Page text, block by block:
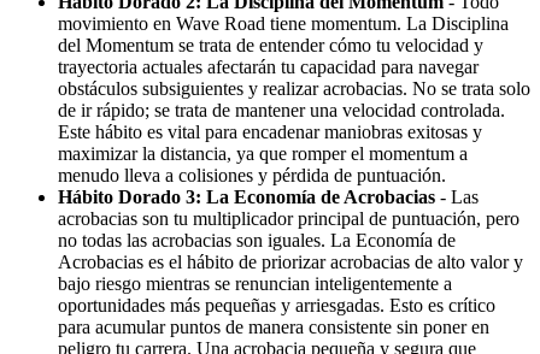
movimiento en Wave Road tiene momentum. La Disciplina
del Momentum se trata de entender cómo tu velocidad y
trayectoria actuales afectarán tu capacidad para navegar
obstáculos subsiguientes y realizar acrobacias. No se trata solo
de ir rápido; se trata de mantener una velocidad controlada.
Este hábito es vital para encadenar maniobras exitosas y
maximizar la distancia, ya que romper el momentum a
menudo lleva a colisiones y pérdida de puntuación.
Hábito Dorado 3: La Economía de Acrobacias - Las
acrobacias son tu multiplicador principal de puntuación, pero
no todas las acrobacias son iguales. La Economía de
Acrobacias es el hábito de priorizar acrobacias de alto valor y
bajo riesgo mientras se renuncian inteligentemente a
oportunidades más pequeñas y arriesgadas. Esto es crítico
para acumular puntos de manera consistente sin poner en
peligro tu carrera. Una acrobacia pequeña y segura que